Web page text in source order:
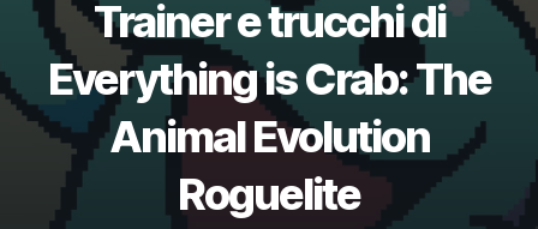
Trainer e trucchi di
Everything is Crab: The
Animal Evolution
Roguelite